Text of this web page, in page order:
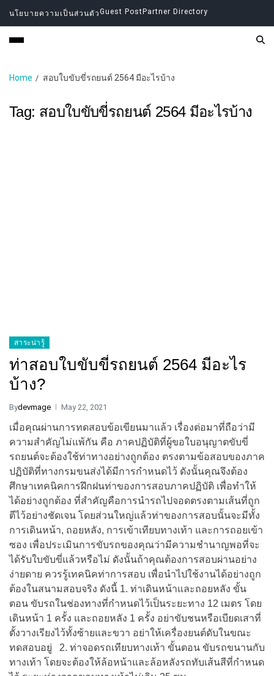
นโยบายความเป็นส่วนตัวGuest Post Partner Directory
Home สอบใบขับขี่รถยนต์ 2564 มีอะไรบ้าง
Tag: สอบใบขับขี่รถยนต์ 2564 มีอะไรบ้าง
สาระน่ารู้
ท่าสอบใบขับขี่รถยนต์ 2564 มีอะไร
บ้าง?
Bydevmage May 22, 2021
เมื่อคุณผ่านการทดสอบข้อเขียนมาแล้ว เรื่องต่อมาที่ถือว่ามี
ความสำคัญไม่แพ้กัน คือ ภาคปฏิบัติที่ผู้ขอใบอนุญาตขับขี่
รถยนต์จะต้องใช้ท่าทางอย่างถูกต้อง ตรงตามข้อสอบของภาค
ปฏิบัติที่ทางกรมขนส่งได้มีการกำหนดไว้ ดังนั้นคุณจึงต้อง
ศึกษาเทคนิคการฝึกฝนท่าของการสอบภาคปฏิบัติ เพื่อทำให้
ได้อย่างถูกต้อง ที่สำคัญคือการนำรถไปจอดตรงตามเส้นที่ถูก
ตีไว้อย่างชัดเจน โดยส่วนใหญ่แล้วท่าของการสอบนั้นจะมีทั้ง
การเดินหน้า, ถอยหลัง, การเข้าเทียบทางเท้า และการถอยเข้า
ซอง เพื่อประเมินการขับรถของคุณว่ามีความชำนาญพอที่จะ
ได้รับใบขับขี่แล้วหรือไม่ ดังนั้นถ้าคุณต้องการสอบผ่านอย่าง
ง่ายดาย ควรรู้เทคนิคท่าการสอบ เพื่อนำไปใช้งานได้อย่างถูก
ต้องในสนามสอบจริง ดังนี้ 1. ท่าเดินหน้าและถอยหลัง ขั้น
ตอน ขับรถในช่องทางที่กำหนดไว้เป็นระยะทาง 12 เมตร โดย
เดินหน้า 1 ครั้ง และถอยหลัง 1 ครั้ง อย่าขับชนหรือเบียดเสาที่
ตั้งวางเรียงไว้ทั้งซ้ายและขวา อย่าให้เครื่องยนต์ดับในขณะ
ทดสอบอยู่ 2. ท่าจอดรถเทียบทางเท้า ขั้นตอน ขับรถขนานกับ
ทางเท้า โดยจะต้องให้ล้อหน้าและล้อหลังรถทับเส้นสีที่กำหนด